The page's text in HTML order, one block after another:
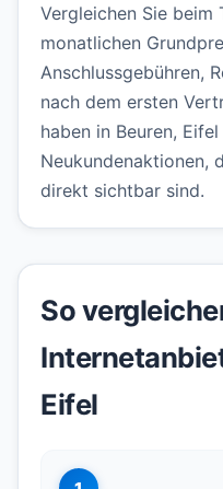
Vergleichen Sie beim
monatlichen
Anschlussgebühren,
nach dem ersten
haben in Beuren,
Neukundenaktionen,
direkt sichtbar sind.
So
Eifel